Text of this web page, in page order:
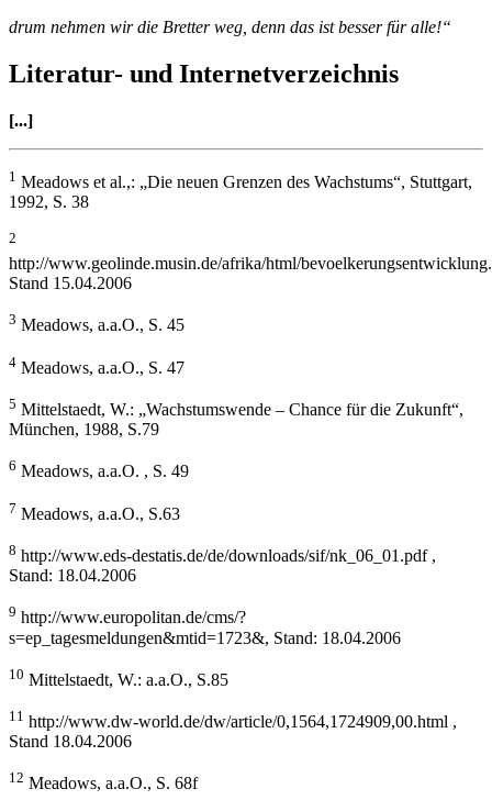
drum nehmen wir die Bretter weg, denn das ist besser für alle!“
Literatur- und Internetverzeichnis
[...]
1 Meadows et al.,: „Die neuen Grenzen des Wachstums“, Stuttgart,
1992, S. 38
2
http://www.geolinde.musin.de/afrika/html/
Stand 15.04.2006
3 Meadows, a.a.O., S. 45
4 Meadows, a.a.O., S. 47
5 Mittelstaedt, W.: „Wachstumswende – Chance für die Zukunft“,
München, 1988, S.79
6 Meadows, a.a.O. , S. 49
7 Meadows, a.a.O., S.63
8 http://www.eds-destatis.de/de/downloads/sif/nk_06_01.pdf ,
Stand: 18.04.2006
9 http://www.europolitan.de/cms/?
s=ep_tagesmeldungen&mtid=1723&, Stand: 18.04.2006
10 Mittelstaedt, W.: a.a.O., S.85
11 http://www.dw-world.de/dw/article/0,1564,1724909,00.html ,
Stand 18.04.2006
12 Meadows, a.a.O., S. 68f